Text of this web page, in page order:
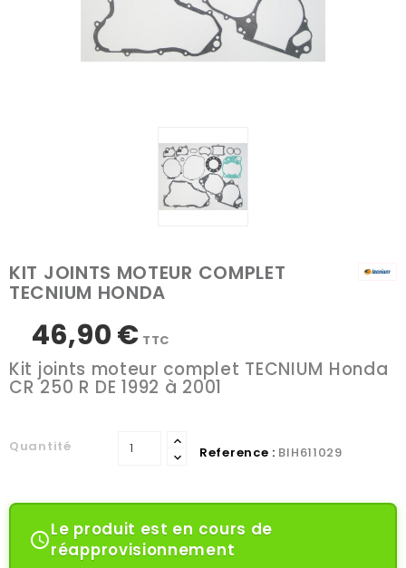
KIT JOINTS MOTEUR COMPLET
TECNIUM HONDA
46,90 € TTC
Kit joints moteur complet TECNIUM Honda
CR 250 R DE 1992 à 2001
Quantité Reference : BIH611029
Le produit est en cours de
réapprovisionnement